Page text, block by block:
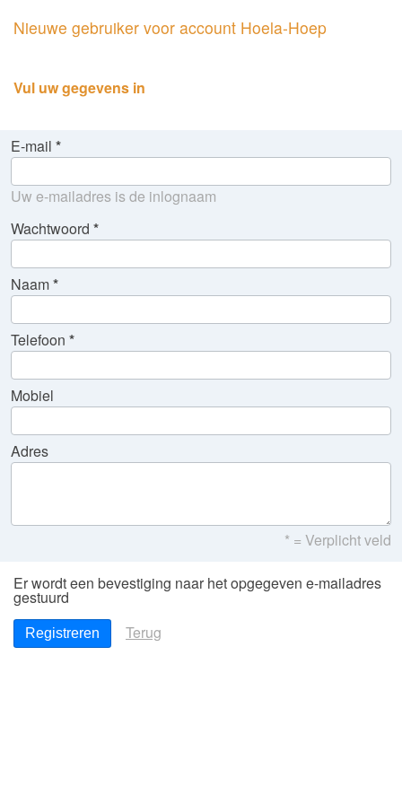
Nieuwe gebruiker voor account Hoela-Hoep
Vul uw gegevens in
E-mail
Uw e-mailadres is de inlognaam
Wachtwoord
Naam
Telefoon
Mobiel
Adres
* = Verplicht veld
Er wordt een bevestiging naar het opgegeven e-mailadres
gestuurd
Terug